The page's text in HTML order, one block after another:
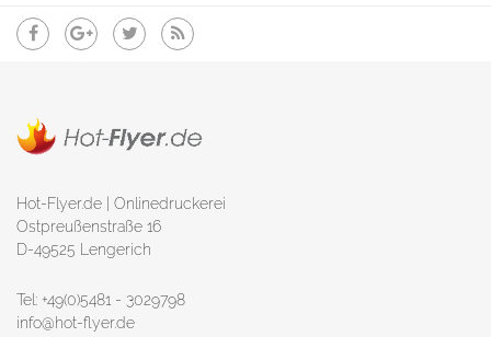
Hot-Flyer.de | Onlinedruckerei
Ostpreußenstraße 16
D-49525 Lengerich
Tel: +49(0)5481 - 3029798
info@hot-flyer.de